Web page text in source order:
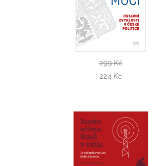
Miloš Brunclík, Lukáš Hájek, Michal
Nepsané hranice moci
299 Kč
224 Kč